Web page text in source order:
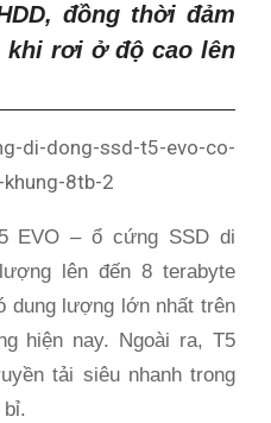
đồng thời đảm
khi rơi ở độ cao lên
EVO – ổ cứng SSD di
lên đến 8 terabyte
dung lượng lớn nhất trên
hiện nay. Ngoài ra, T5
tải siêu nhanh trong
bỉ.